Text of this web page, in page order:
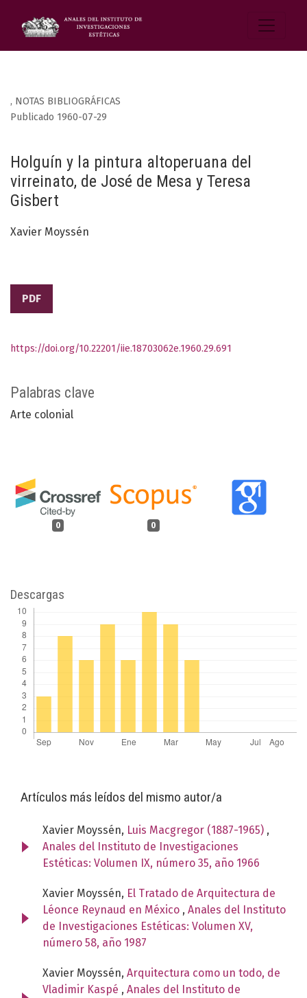
, NOTAS BIBLIOGRÁFICAS
Holguín y la pintura altoperuana del
virreinato, de José de Mesa y Teresa
Gisbert
Publicado 1960-07-29
Xavier Moyssén
PDF
Palabras clave
Arte colonial
0 0
https://doi.org/10.22201/iie.18703062e.1960.29.691
Descargas
Artículos más leídos del mismo autor/a
Xavier Moyssén, Luis Macgregor (1887-1965) ,
Anales del Instituto de Investigaciones
Estéticas: Volumen IX, número 35, año 1966
Xavier Moyssén, El Tratado de Arquitectura de
Léonce Reynaud en México , Anales del Instituto
de Investigaciones Estéticas: Volumen XV,
número 58, año 1987
Xavier Moyssén, Arquitectura como un todo, de
Vladimir Kaspé , Anales del Instituto de